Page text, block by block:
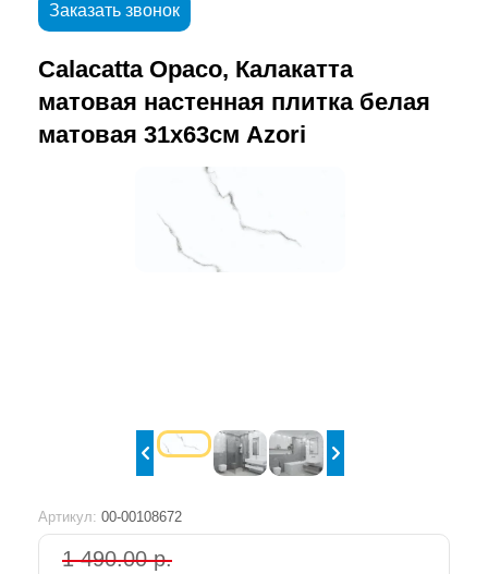
Заказать звонок
Calacatta Opaco, Калакатта
матовая настенная плитка белая
матовая 31х63см Azori
Артикул: 00-00108672
1 490.00 р.